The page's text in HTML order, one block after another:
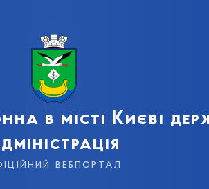
в місті Києві
вебпортал